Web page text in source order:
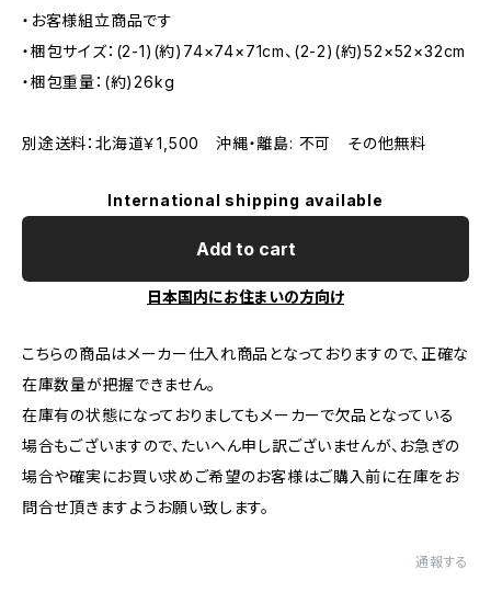
・お客様組立商品です
・梱包サイズ：(2-1)(約)74×74×71cm、(2-2)(約)52×52×32cm
・梱包重量：(約)26kg
別途送料：北海道￥1,500 沖縄・離島: 不可 その他無料
International shipping available
Add to cart
日本国内にお住まいの方向け
こちらの商品はメーカー仕入れ商品となっておりますので、正確な
在庫数量が把握できません。
在庫有の状態になっておりましてもメーカーで欠品となっている
場合もございますので、たいへん申し訳ございませんが、お急ぎの
場合や確実にお買い求めご希望のお客様はご購入前に在庫をお
問合せ頂きますようお願い致します。
通報する